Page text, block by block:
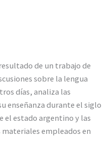
de un trabajo de
sobre la lengua
días, analiza las
enseñanza durante el siglo
el estado argentino y las
empleados en